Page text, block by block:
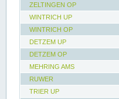
ZELTINGEN OP
WINTRICH UP
WINTRICH OP
DETZEM UP
DETZEM OP
MEHRING AMS
RUWER
TRIER UP